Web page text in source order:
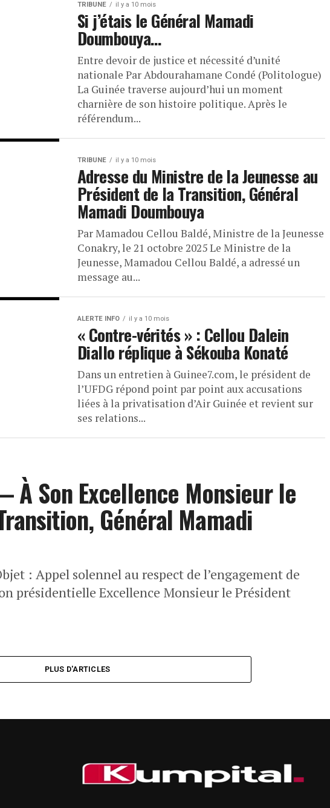
TRIBUNE il y a 10 mois
Si j’étais le Général Mamadi
Doumbouya…
Entre devoir de justice et nécessité d’unité
nationale Par Abdourahamane Condé (Politologue)
La Guinée traverse aujourd’hui un moment
charnière de son histoire politique. Après le
référendum...
TRIBUNE il y a 10 mois
Adresse du Ministre de la Jeunesse au
Président de la Transition, Général
Mamadi Doumbouya
Par Mamadou Cellou Baldé, Ministre de la Jeunesse
Conakry, le 21 octobre 2025 Le Ministre de la
Jeunesse, Mamadou Cellou Baldé, a adressé un
message au...
ALERTE INFO il y a 10 mois
« Contre-vérités » : Cellou Dalein
Diallo réplique à Sékouba Konaté
Dans un entretien à Guinee7.com, le président de
l’UFDG répond point par point aux accusations
liées à la privatisation d’Air Guinée et revient sur
ses relations...
Son Excellence Monsieur le
Général Mamadi
: Appel solennel au respect de l’engagement de
présidentielle Excellence Monsieur le Président
PLUS D'ARTICLES